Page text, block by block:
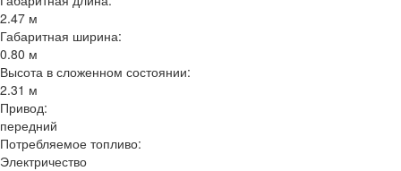
2.47 м
Габаритная ширина:
0.80 м
Высота в сложенном состоянии:
2.31 м
Привод:
передний
Потребляемое топливо:
Электричество